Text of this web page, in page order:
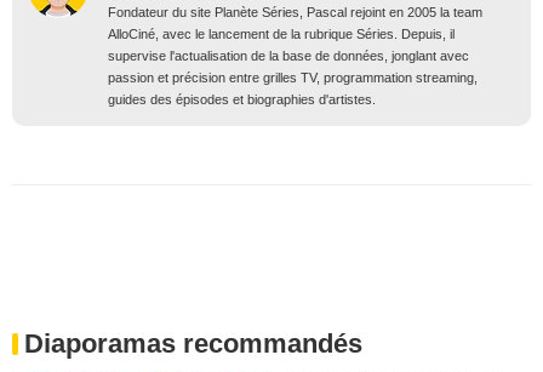
Fondateur du site Planète Séries, Pascal rejoint en 2005 la team
AlloCiné, avec le lancement de la rubrique Séries. Depuis, il
supervise l'actualisation de la base de données, jonglant avec
passion et précision entre grilles TV, programmation streaming,
guides des épisodes et biographies d'artistes.
Diaporamas recommandés